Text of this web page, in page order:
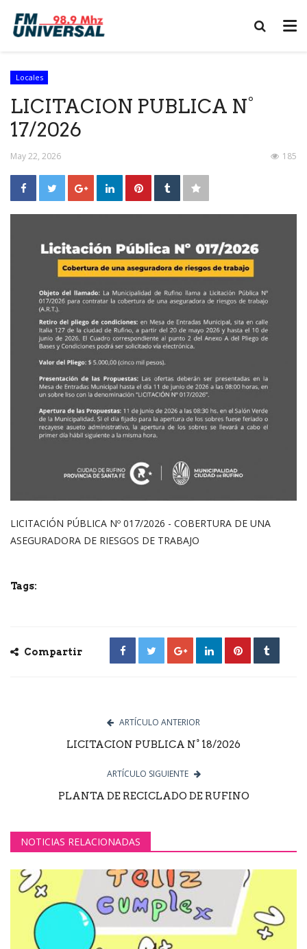
Locales
LICITACION PUBLICA N°
17/2026
May 22, 2026 185
LICITACIÓN PÚBLICA Nº 017/2026 - COBERTURA DE UNA
ASEGURADORA DE RIESGOS DE TRABAJO
Tags:
Compartir
ARTÍCULO ANTERIOR
LICITACION PUBLICA N° 18/2026
ARTÍCULO SIGUIENTE
PLANTA DE RECICLADO DE RUFINO
NOTICIAS RELACIONADAS